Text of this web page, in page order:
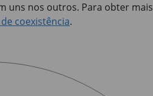
uns nos outros. Para obter mais
coexistência.